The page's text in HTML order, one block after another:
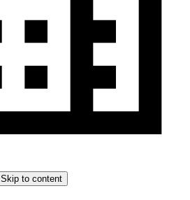
Skip to content